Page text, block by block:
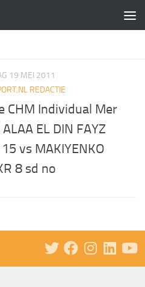
19 MEI 2011
REDACTIE
CHM Individual Mer
EL DIN FAYZ
vs MAKIYENKO
8 sd no